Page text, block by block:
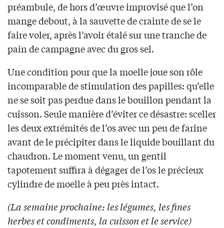
préambule, de hors d’œuvre improvisé que l’on
mange debout, à la sauvette de crainte de se le
faire voler, après l’avoir étalé sur une tranche de
pain de campagne avec du gros sel.
Une condition pour que la moelle joue son rôle
incomparable de stimulation des papilles: qu’elle
ne se soit pas perdue dans le bouillon pendant la
cuisson. Seule manière d’éviter ce désastre: sceller
les deux extrémités de l’os avec un peu de farine
avant de le précipiter dans le liquide bouillant du
chaudron. Le moment venu, un gentil
tapotement suffira à dégager de l’os le précieux
cylindre de moelle à peu près intact.
(La semaine prochaine: les légumes, les fines
herbes et condiments, la cuisson et le service)